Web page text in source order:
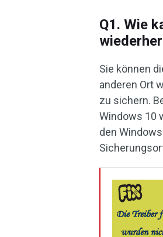
Q1. Wie
Sie können
anderen Ort
zu sichern.
Windows 10
den